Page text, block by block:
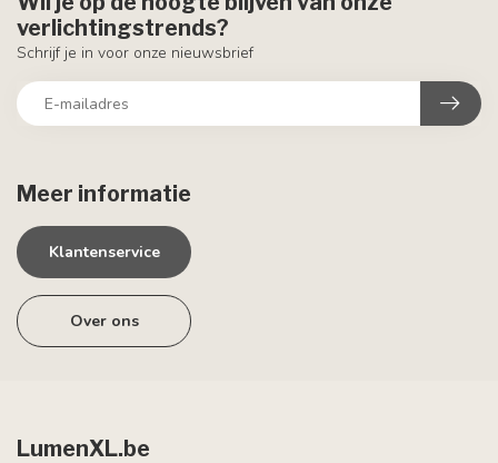
Meer informatie
Klantenservice
Over ons
verlichtingstrends?
Schrijf je in voor onze nieuwsbrief
LumenXL.be